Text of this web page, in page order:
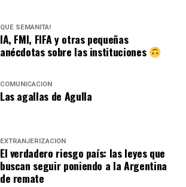
QUÉ SEMANITA!
IA, FMI, FIFA y otras pequeñas
anécdotas sobre las instituciones
COMUNICACIÓN
Las agallas de Agulla
EXTRANJERIZACIÓN
El verdadero riesgo país: las leyes que
buscan seguir poniendo a la Argentina
de remate